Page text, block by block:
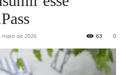
maio de 2026 0
63